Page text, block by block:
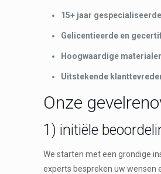
15+ jaar
Gelicentieerde en
Hoogwaardige
Uitstekende
Onze
1) initiële
We starten met een grondige
experts bespreken uw wensen